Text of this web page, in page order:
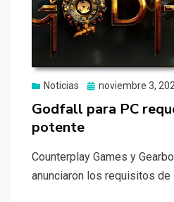
Noticias
Publicado
noviembre 3,
Godfall para PC
potente
Counterplay Games y
anunciaron los requisitos